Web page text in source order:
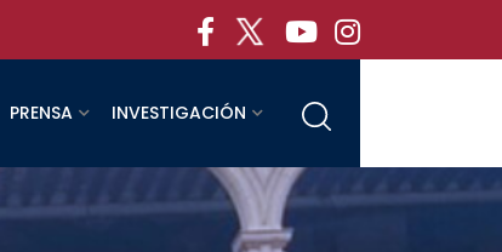
PRENSA INVESTIGACIÓN